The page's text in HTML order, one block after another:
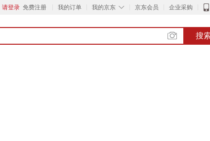
请登录 免费注册 我的订单 ◇
我的京东 京东会员 企业采购
搜